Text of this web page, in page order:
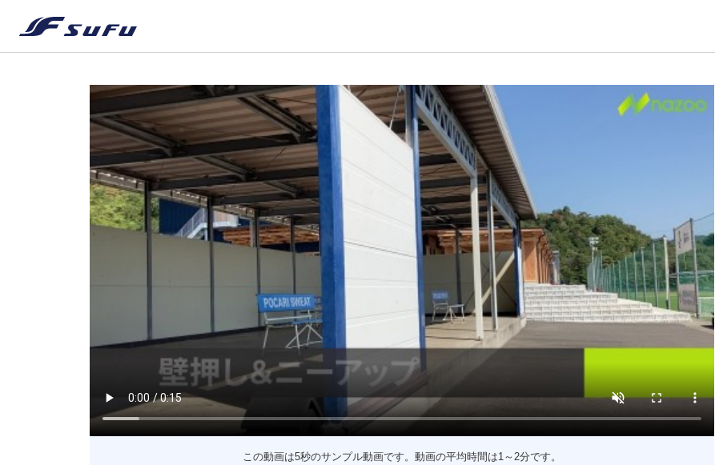
この動画は5秒のサンプル動画です。動画の平均時間は1～2分です。